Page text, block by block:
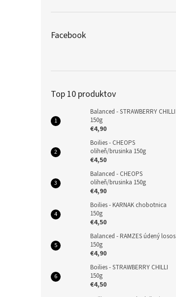
Facebook
Top 10 produktov
Balanced - STRAWBERRY CHILLI
150g
€4,90
Boilies - CHEOPS
oliheň/brusinka 150g
€4,50
Balanced - CHEOPS
oliheň/brusinka 150g
€4,90
Boilies - KARNAK chobotnica
150g
€4,50
Balanced - RAMZES údený losos
150g
€4,90
Boilies - STRAWBERRY CHILLI
150g
€4,50